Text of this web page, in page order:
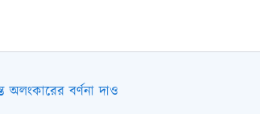
অলংকারের বর্ণনা দাও